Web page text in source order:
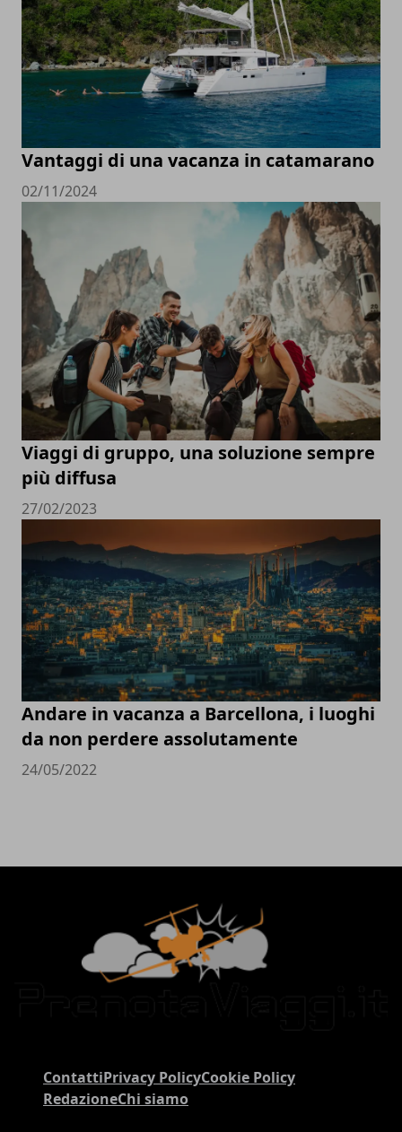
Vantaggi di una vacanza in catamarano
02/11/2024
Viaggi di gruppo, una soluzione sempre
più diffusa
27/02/2023
Andare in vacanza a Barcellona, i luoghi
da non perdere assolutamente
24/05/2022
ContattiPrivacy PolicyCookie Policy
RedazioneChi siamo